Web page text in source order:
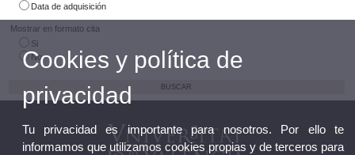
Data de adquisición
Mostrar en formato cita
Si
No
Cookies y política de
privacidad
Tu privacidad es importante para nosotros. Por ello te
informamos que utilizamos cookies propias y de terceros para